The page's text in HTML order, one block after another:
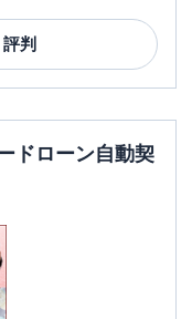
判
ドローン自動契